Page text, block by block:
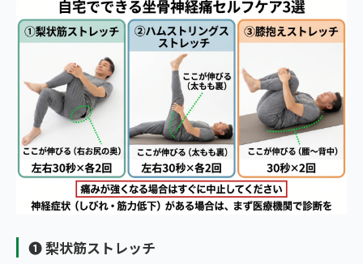
❶ 梨状筋ストレッチ